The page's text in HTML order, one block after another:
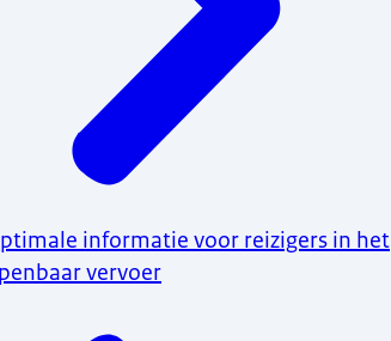
informatie voor reizigers in het
vervoer